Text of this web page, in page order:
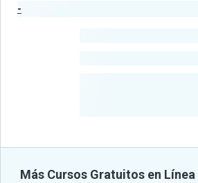
-
Más Cursos Gratuitos en